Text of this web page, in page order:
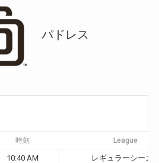
パドレス
時刻 League
10:40 AM レギュラーシーズ